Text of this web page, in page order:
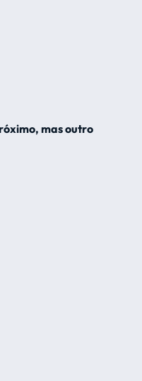
mas outro